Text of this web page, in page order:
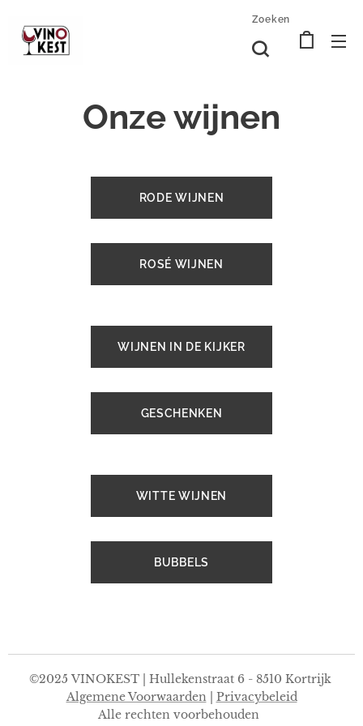
Zoeken
Onze wijnen
RODE WIJNEN
ROSÉ WIJNEN
WIJNEN IN DE KIJKER
GESCHENKEN
WITTE WIJNEN
BUBBELS
©2025 VINOKEST | Hullekenstraat 6 - 8510 Kortrijk
Algemene Voorwaarden| Privacybeleid
Alle rechten voorbehouden